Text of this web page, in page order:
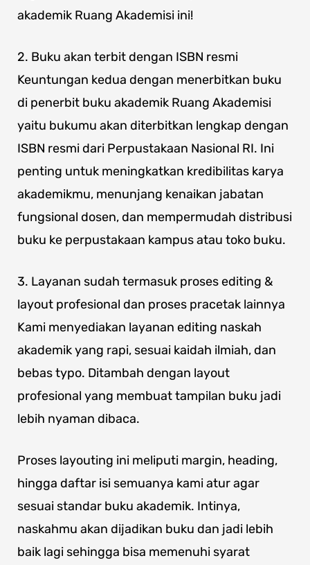
akademik Ruang Akademisi ini!
2. Buku akan terbit dengan ISBN resmi
Keuntungan kedua dengan menerbitkan buku
di penerbit buku akademik Ruang Akademisi
yaitu bukumu akan diterbitkan lengkap dengan
ISBN resmi dari Perpustakaan Nasional RI. Ini
penting untuk meningkatkan kredibilitas karya
akademikmu, menunjang kenaikan jabatan
fungsional dosen, dan mempermudah distribusi
buku ke perpustakaan kampus atau toko buku.
3. Layanan sudah termasuk proses editing &
layout profesional dan proses pracetak lainnya
Kami menyediakan layanan editing naskah
akademik yang rapi, sesuai kaidah ilmiah, dan
bebas typo. Ditambah dengan layout
profesional yang membuat tampilan buku jadi
lebih nyaman dibaca.
Proses layouting ini meliputi margin, heading,
hingga daftar isi semuanya kami atur agar
sesuai standar buku akademik. Intinya,
naskahmu akan dijadikan buku dan jadi lebih
baik lagi sehingga bisa memenuhi syarat